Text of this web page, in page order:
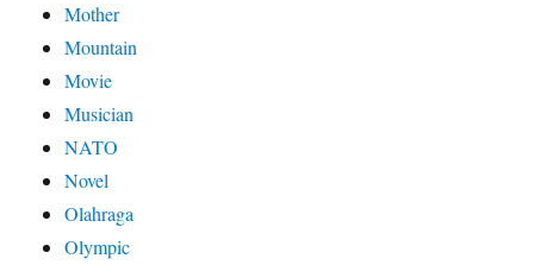
Mother
Mountain
Movie
Musician
NATO
Novel
Olahraga
Olympic